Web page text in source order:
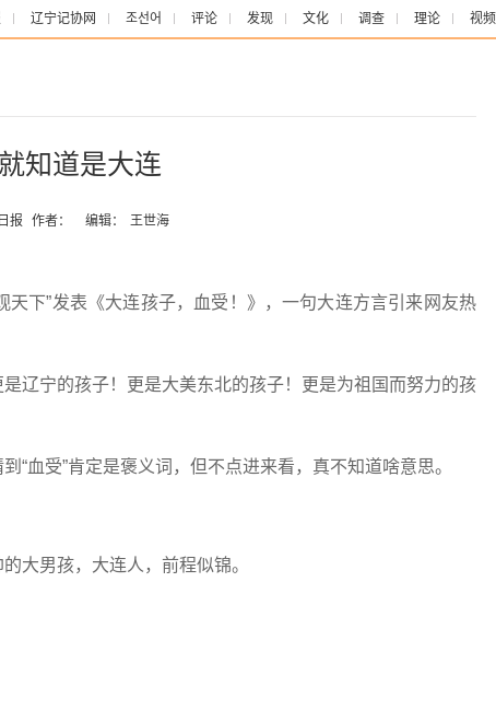
辽宁记协网 조선어 评论 发现 文化 调查 理论 视频
知道是大连
报 作者： 编辑： 王世海
下”发表《大连孩子，血受！》，一句大连方言引来网友热
辽宁的孩子！更是大美东北的孩子！更是为祖国而努力的孩
“血受”肯定是褒义词，但不点进来看，真不知道啥意思。
大男孩，大连人，前程似锦。